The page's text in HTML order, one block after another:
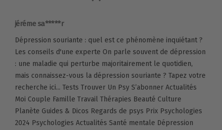
jéréme sa*****r
Dépression souriante : quel est ce phénomène inquiétant ?
Les conseils d'une experte On parle souvent de dépression
: une maladie qui perturbe majoritairement le quotidien,
mais connaissez-vous la dépression souriante ? Tapez votre
recherche ici... Tests Trouver Un Psy S’abonner Actualités
Moi Couple Famille Travail Thérapies Beauté Culture
Planète Guides & Dicos Regards de psys Prix Psychologies
2024 Psychologies Actualités Santé mentale Dépression